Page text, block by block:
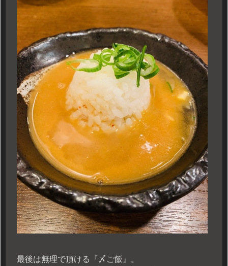
最後は無理で頂ける『〆ご飯』。